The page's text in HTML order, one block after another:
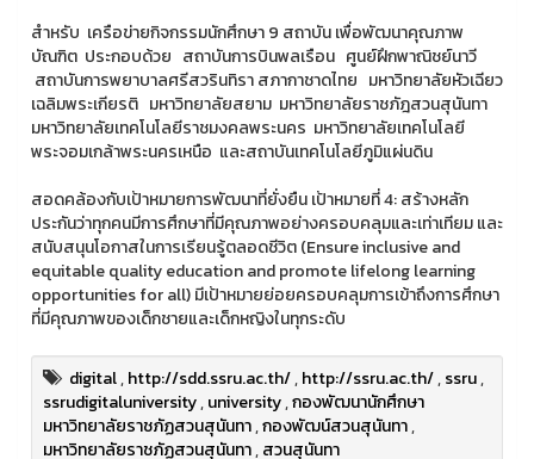
สำหรับ เครือข่ายกิจกรรมนักศึกษา 9 สถาบัน เพื่อพัฒนาคุณภาพ
บัณฑิต ประกอบด้วย สถาบันการบินพลเรือน ศูนย์ฝึกพาณิชย์นาวี
สถาบันการพยาบาลศรีสวรินทิรา สภากาชาดไทย มหาวิทยาลัยหัวเฉียว
เฉลิมพระเกียรติ มหาวิทยาลัยสยาม มหาวิทยาลัยราชภัฎสวนสุนันทา
มหาวิทยาลัยเทคโนโลยีราชมงคลพระนคร มหาวิทยาลัยเทคโนโลยี
พระจอมเกล้าพระนครเหนือ และสถาบันเทคโนโลยีภูมิแผ่นดิน
สอดคล้องกับเป้าหมายการพัฒนาที่ยั่งยืน เป้าหมายที่ 4: สร้างหลัก
ประกันว่าทุกคนมีการศึกษาที่มีคุณภาพอย่างครอบคลุมและเท่าเทียม และ
สนับสนุนโอกาสในการเรียนรู้ตลอดชีวิต (Ensure inclusive and
equitable quality education and promote lifelong learning
opportunities for all) มีเป้าหมายย่อยครอบคลุมการเข้าถึงการศึกษา
ที่มีคุณภาพของเด็กชายและเด็กหญิงในทุกระดับ
digital,http://sdd.ssru.ac.th/,http://ssru.ac.th/,ssru,
ssrudigitaluniversity,university,กองพัฒนานักศึกษา
มหาวิทยาลัยราชภัฏสวนสุนันทา,กองพัฒน์สวนสุนันทา,
มหาวิทยาลัยราชภัฏสวนสุนันทา,สวนสุนันทา